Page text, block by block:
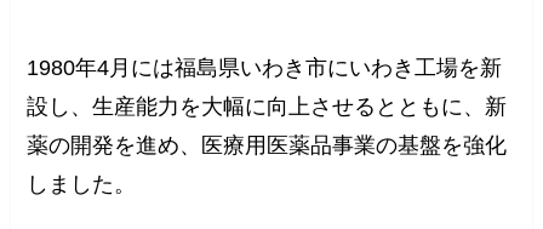
1980年4月には福島県いわき市にいわき工場を新
設し、生産能力を大幅に向上させるとともに、新
薬の開発を進め、医療用医薬品事業の基盤を強化
しました。